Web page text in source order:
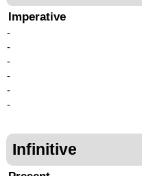
Imperative
-
-
-
-
-
-
Infinitive